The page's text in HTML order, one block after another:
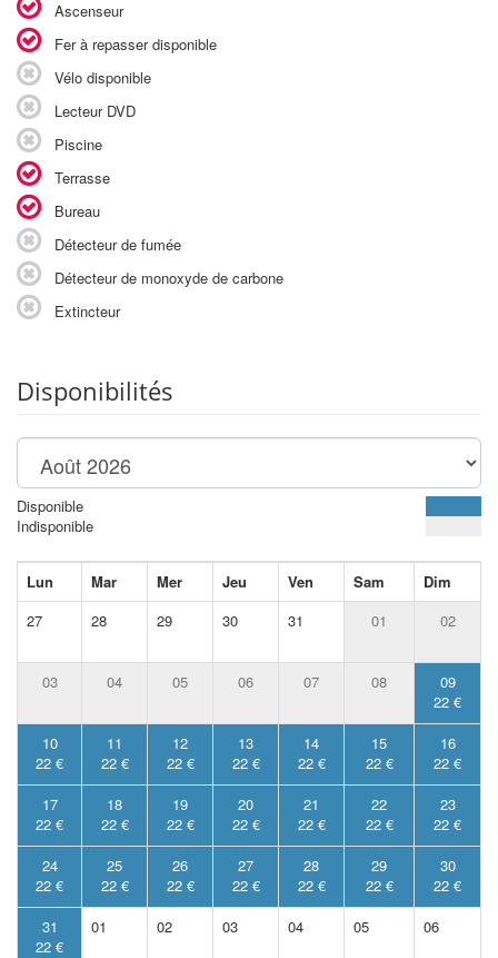
Ascenseur
Fer à repasser disponible
Vélo disponible
Lecteur DVD
Piscine
Terrasse
Bureau
Détecteur de fumée
Détecteur de monoxyde de carbone
Extincteur
Disponibilités
Disponible
Indisponible
Lun Mar Mer Jeu Ven Sam
Dim
27
28 29 30 31 01 02
03 04 05 06 07 08
09
22 €
10
22 €
11
22 €
12
22 €
13
22 €
14
22 €
15
22 €
16
22 €
17
22 €
18
22 €
19
22 €
20
22 €
21
22 €
22
22 €
23
22 €
24
22 €
25
22 €
26
22 €
27
22 €
28
22 €
29
22 €
30
22 €
31
22 €
01 02 03 04 05 06